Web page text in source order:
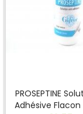
PROSEPTINE
Adhésive Flacon